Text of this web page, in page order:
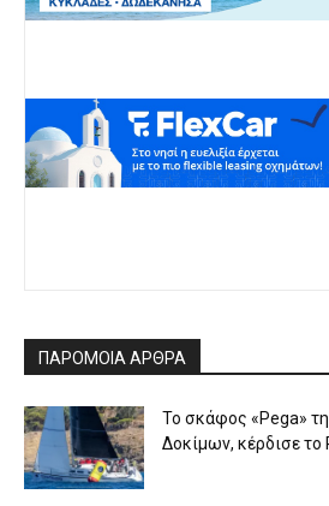
ΠΑΡΟΜΟΙΑ ΑΡΘΡΑ
To σκάφος «Pega»
Δοκίμων, κέρδισε το